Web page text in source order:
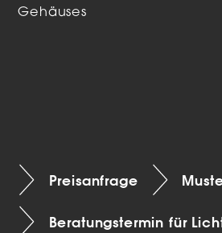
Gehäuses
Preisanfrage
Beratungstermin für